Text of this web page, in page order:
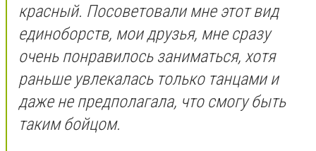
красный. Посоветовали мне этот вид
единоборств, мои друзья, мне сразу
очень понравилось заниматься, хотя
раньше увлекалась только танцами и
даже не предполагала, что смогу быть
таким бойцом.